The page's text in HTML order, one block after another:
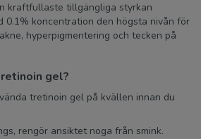
kraftfullaste tillgängliga styrkan
0.1% koncentration den högsta nivån för
hyperpigmentering och tecken på
gel?
tretinoin gel på kvällen innan du
rengör ansiktet noga från smink.